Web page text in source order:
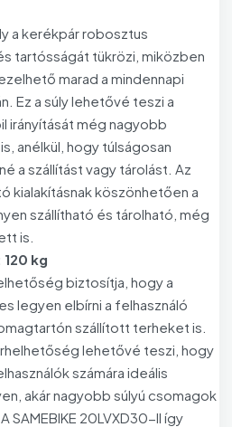
a kerékpár robosztus
tartósságát tükrözi, miközben
marad a mindennapi
Ez a súly lehetővé teszi a
irányítását még nagyobb
anélkül, hogy túlságosan
a szállítást vagy tárolást. Az
kialakításnak köszönhetően a
szállítható és tárolható, még
is.
120 kg
biztosítja, hogy a
legyen elbírni a felhasználó
szállított terheket is.
lehetővé teszi, hogy
számára ideális
akár nagyobb súlyú csomagok
SAMEBIKE 20LVXD30-II így